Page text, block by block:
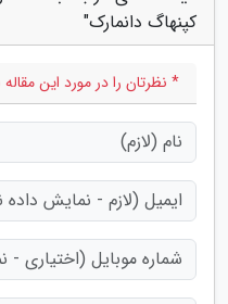
کپنهاگ دانمارک"
* نظرتان را در مورد این مقاله